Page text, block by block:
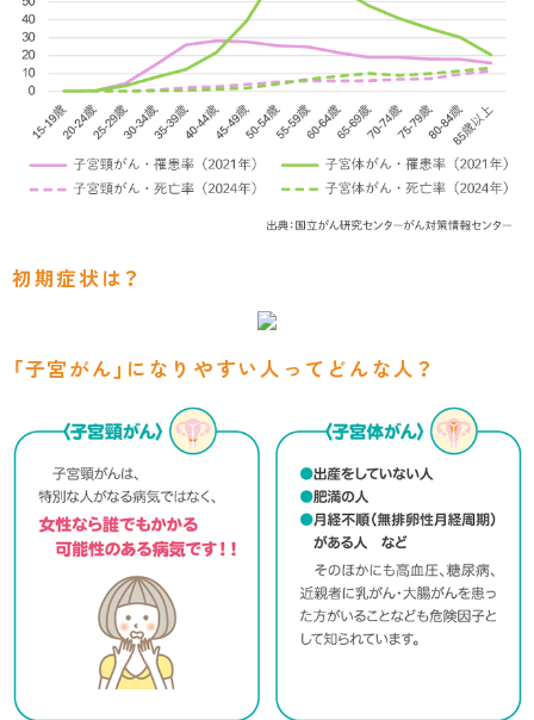
初期症状は？
「子宮がん」になりやすい人ってどんな人？